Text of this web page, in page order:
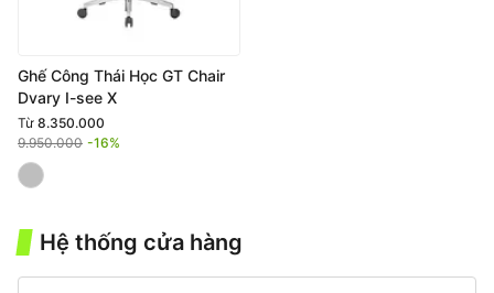
Ghế Công Thái Học GT Chair
Dvary I-see X
Từ 8.350.000
9.950.000 -16%
Hệ thống cửa hàng